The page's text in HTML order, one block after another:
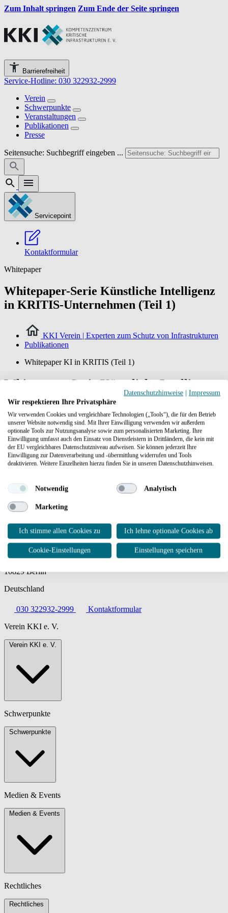
Zum Inhalt springen Zum Ende der Seite springen
Barrierefreiheit
Service-Hotline: 030 322932-2999
Verein
Schwerpunkte
Veranstaltungen
Publikationen
Presse
Seitensuche: Suchbegriff eingeben ...
Servicepoint
Kontaktformular
Whitepaper
Whitepaper-Serie Künstliche Intelligenz
in KRITIS-Unternehmen (Teil 1)
KKI Verein | Experten zum Schutz von Infrastrukturen
Publikationen
Whitepaper KI in KRITIS (Teil 1)
Whitepaper-Serie Künstliche Intelligenz
in KRITIS-Unternehmen (Teil 1)
Die rasante Entwicklung der Künstlichen Intelligenz (KI) macht
ihren Einsatz in Unternehmen der kritischen Infrastruktur
unvermeidlich. Dieses Whitepaper legt den Schwerpunkt auf die
spezifischen Aspekte des KI-Einsatzes im Rahmen kritischer
Infrastrukturen.
Kompetenzzentrum Kritische Infrastrukturen e. V.
EUREF-Campus 1–2
10829 Berlin
Deutschland
030 322932-2999
Kontaktformular
Verein KKI e. V.
Verein KKI e. V.
Schwerpunkte
Schwerpunkte
Medien & Events
Medien & Events
Rechtliches
Rechtliches
Datenschutzhinweise | Impressum
Wir respektieren Ihre Privatsphäre
Wir verwenden Cookies und vergleichbare Technologien („Tools“), die für den Betrieb
unserer Website notwendig sind. Mit Ihrer Einwilligung verwenden wir außerdem
optionale Tools zur Nutzungsanalyse sowie zum personalisierten Marketing. Ihre
Einwilligung umfasst auch den Einsatz von Dienstleistern in Drittländern, die kein mit
der EU vergleichbares Datenschutzniveau aufweisen. Sie können jederzeit Ihre
Einwilligung zur Datenverarbeitung und -übermittlung widerrufen und Tools
deaktivieren. Weitere Einzelheiten hierzu finden Sie in unseren Datenschutzhinweisen.
Notwendig Analytisch
Marketing
Ich stimme allen Cookies zu Ich lehne optionale Cookies ab
Cookie-Einstellungen Einstellungen speichern